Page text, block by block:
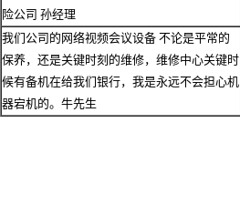
险公司 孙经理
我们公司的网络视频会议设备 不论是平常的
保养，还是关键时刻的维修，维修中心关键时
候有备机在给我们银行，我是永远不会担心机
器宕机的。牛先生